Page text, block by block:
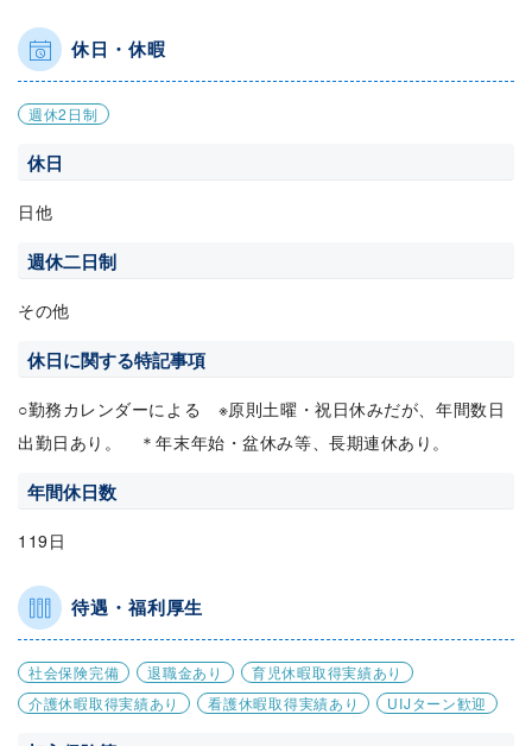
休日・休暇
週休2日制
休日
日他
週休二日制
その他
休日に関する特記事項
○勤務カレンダーによる ※原則土曜・祝日休みだが、年間数日
出勤日あり。 ＊年末年始・盆休み等、長期連休あり。
年間休日数
119日
待遇・福利厚生
社会保険完備 退職金あり
育児休暇取得実績あり
介護休暇取得実績あり
看護休暇取得実績あり UIJターン歓迎